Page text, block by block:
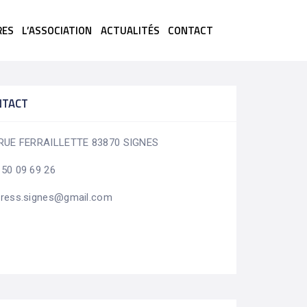
L’ASSOCIATION ACTUALITÉS CONTACT
FERRAILLETTE 83870 SIGNES
09 69 26